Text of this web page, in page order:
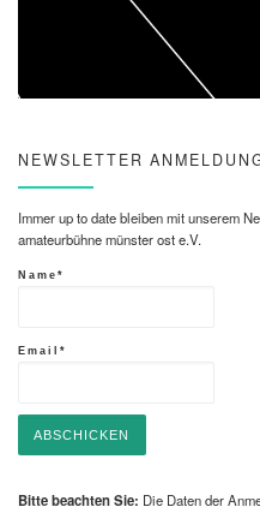
NEWSLETTER
Immer up to date bleiben mit unserem
amateurbühne münster ost e.V.
Name*
Email*
Bitte beachten Sie: Die Daten der